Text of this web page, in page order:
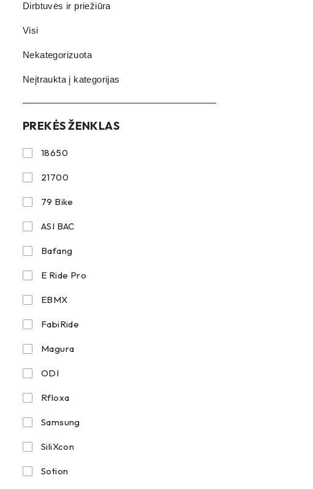
Dirbtuvės ir priežiūra
Visi
Nekategorizuota
Neįtraukta į kategorijas
PREKĖS ŽENKLAS
18650
21700
79 Bike
ASI BAC
Bafang
E Ride Pro
EBMX
FabiRide
Magura
ODI
Rfloxa
Samsung
SiliXcon
Sotion